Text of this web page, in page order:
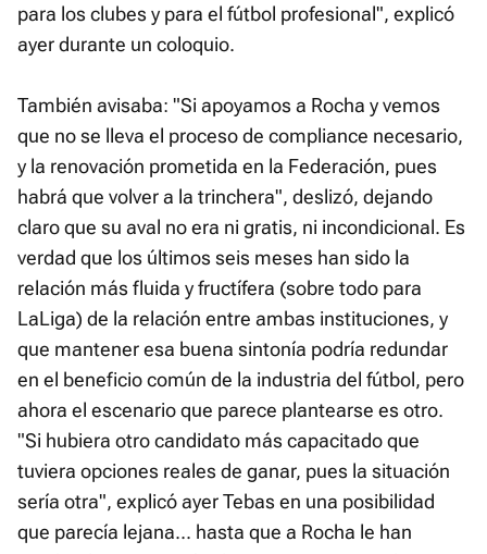
para los clubes y para el fútbol profesional", explicó
ayer durante un coloquio.
También avisaba: "Si apoyamos a Rocha y vemos
que no se lleva el proceso de compliance necesario,
y la renovación prometida en la Federación, pues
habrá que volver a la trinchera", deslizó, dejando
claro que su aval no era ni gratis, ni incondicional. Es
verdad que los últimos seis meses han sido la
relación más fluida y fructífera (sobre todo para
LaLiga) de la relación entre ambas instituciones, y
que mantener esa buena sintonía podría redundar
en el beneficio común de la industria del fútbol, pero
ahora el escenario que parece plantearse es otro.
"Si hubiera otro candidato más capacitado que
tuviera opciones reales de ganar, pues la situación
sería otra", explicó ayer Tebas en una posibilidad
que parecía lejana... hasta que a Rocha le han